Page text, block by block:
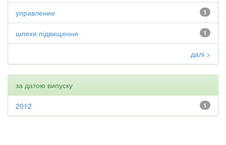
1
управление
1
шляхи підвищення
далі >
за датою випуску
1
2012